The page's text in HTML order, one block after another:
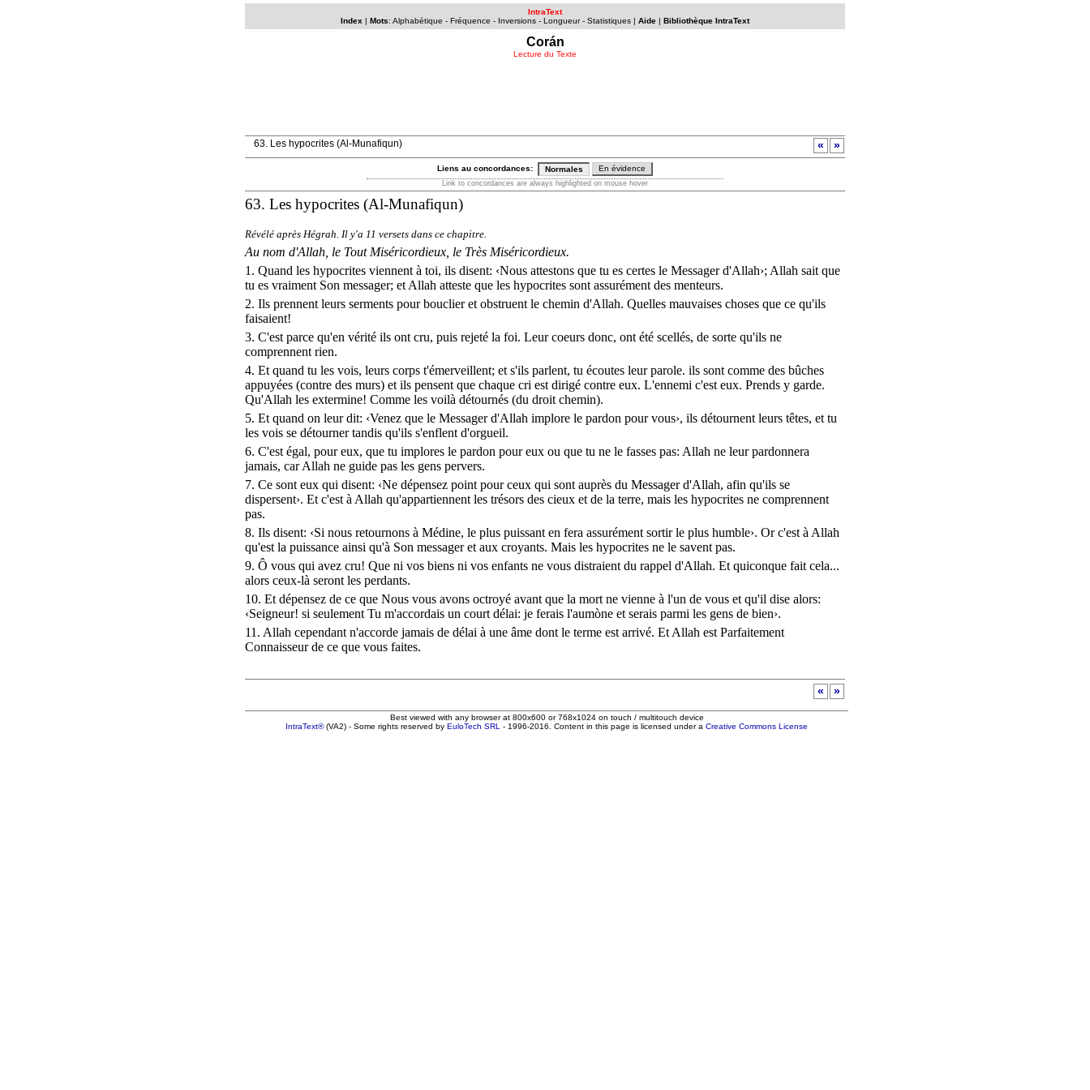
IntraText
Index | Mots: Alphabétique - Fréquence - Inversions - Longueur- Statistiques | Aide | Bibliothèque IntraText
Corán
Lecture du Texte
63. Les hypocrites (Al-Munafiqun) « »
Liens au concordances: Normales En évidence
Link to concordances are always highlighted on mouse hover
63. Les hypocrites (Al-Munafiqun)
Révélé après Hégrah. Il y'a 11 versets dans ce chapitre.
Au nom d'Allah , le Tout Miséricordieux , le Très Miséricordieux.
1. Quand les hypocrites viennent à toi, ils disent: ‹Nous attestons que tu es certes le Messagerd'Allah›; Allah sait que
tu es vraiment Son messager; et Allah atteste que les hypocrites sont assurément des menteurs.
2. Ils prennent leurs serments pourbouclieret obstruent le chemin d'Allah. Quelles mauvaises choses que ce qu'ils
faisaient!
3. C'est parce qu'en vérité ils ont cru, puis rejeté la foi. Leurcoeurs donc, ont été scellés, de sorte qu'ils ne
comprennent rien.
4. Et quand tu les vois, leurs corps t'émerveillent; et s'ils parlent, tu écoutes leurparole. ils sont comme des bûches
appuyées (contre des murs) et ils pensent que chaque cri est dirigé contre eux. L'ennemi c'est eux. Prends y garde.
Qu'Allah les extermine! Comme les voilà détournés (du droit chemin).
5. Et quand on leur dit: ‹Venez que le Messagerd'Allah implore le pardon pour vous›, ils détournent leurs têtes, et tu
les vois se détourner tandis qu'ils s'enflent d'orgueil.
6. C'est égal, pour eux, que tu implores le pardon pour eux ou que tu ne le fasses pas: Allah ne leurpardonnera
jamais, carAllah ne guide pas les gens pervers.
7. Ce sont eux qui disent: ‹Ne dépensez point pour ceux qui sont auprès du Messagerd'Allah, afin qu'ils se
dispersent›. Et c'est à Allah qu'appartiennent les trésors des cieux et de la terre, mais les hypocrites ne comprennent
pas.
8. Ils disent: ‹Si nous retournons à Médine, le plus puissant en fera assurément sortirle plus humble›. Orc'est à Allah
qu'est la puissance ainsi qu'à Son messageret aux croyants. Mais les hypocrites ne le savent pas.
9. Ô vous qui avez cru! Que ni vos biens ni vos enfants ne vous distraient du rappel d'Allah. Et quiconque fait cela...
alors ceux-là seront les perdants.
10. Et dépensez de ce que Nous vous avons octroyé avant que la mort ne vienne à l'un de vous et qu'il dise alors:
‹Seigneur! si seulement Tu m'accordais un court délai: je ferais l'aumòne et serais parmi les gens de bien›.
11 . Allah cependant n'accorde jamais de délai à une âme dont le terme est arrivé. Et Allah est Parfaitement
Connaisseurde ce que vous faites.
« »
Best viewed with any browser at 800x600 or 768x1024 on touch / multitouch device
IntraText®(VA2) - Some rights reserved by EuloTech SRL - 1996-2016. Content in this page is licensed under a Creative Commons License